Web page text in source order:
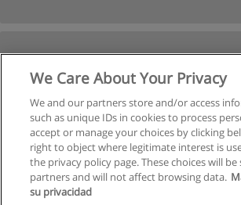
Próxima
de
We Care About Your Privacy
We and our partners store and/or access
such as unique IDs in cookies to process
accept or manage your choices by clicking
right to object where legitimate interest is
the privacy policy page. These choices will
partners and will not affect browsing data.
su privacidad